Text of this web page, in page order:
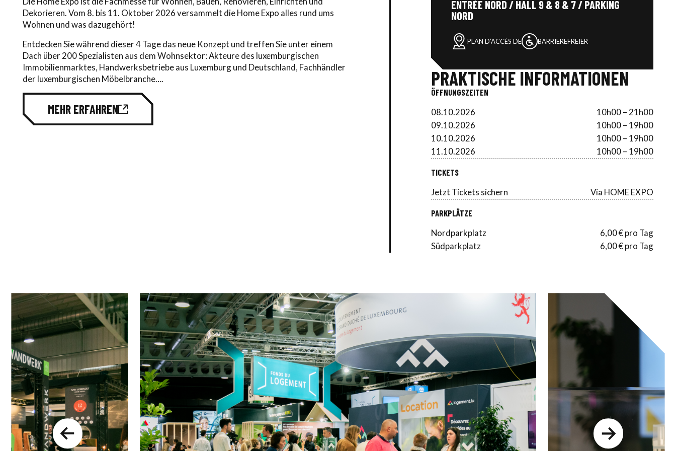
Dekorieren. Vom 8. bis 11. Oktober 2026 versammelt die Home Expo alles rund ums
Wohnen und was dazugehört!
Entdecken Sie während dieser 4 Tage das neue Konzept und treffen Sie unter einem
Dach über 200 Spezialisten aus dem Wohnsektor: Akteure des luxemburgischen
Immobilienmarktes, Handwerksbetriebe aus Luxemburg und Deutschland, Fachhändler
der luxemburgischen Möbelbranche….
MEHR ERFAHREN
ENTRÉE NORD / HALL 9 & 8 & 7 / PARKING
NORD
PLAN D’ACCÈS DE BARRIEREFREIER
PRAKTISCHE INFORMATIONEN
ÖFFNUNGSZEITEN
08.10.2026
10h00 – 21h00
09.10.2026
10h00 – 19h00
10.10.2026
10h00 – 19h00
11.10.2026
10h00 – 19h00
TICKETS
Jetzt Tickets sichern Via HOME EXPO
PARKPLÄTZE
Nordparkplatz
6,00 € pro Tag
Südparkplatz
6,00 € pro Tag
Previous Next